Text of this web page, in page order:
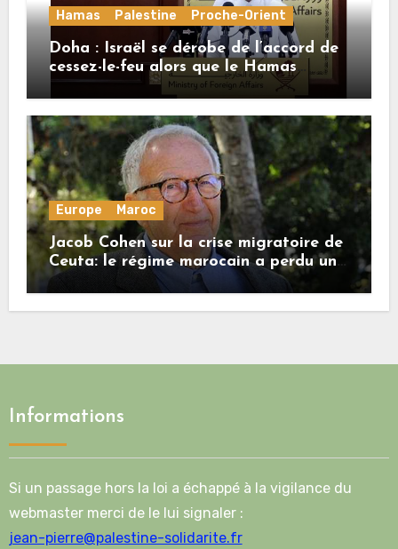
Hamas Palestine Proche-Orient
Doha : Israël se dérobe de l’accord de
cessez-le-feu alors que le Hamas
honore ses engagements
Europe Maroc
Jacob Cohen sur la crise migratoire de
Ceuta: le régime marocain a perdu une
bonne part de sa crédibilité vis-à-vis
Informations
Si un passage hors la loi a échappé à la vigilance du
webmaster merci de le lui signaler :
jean-pierre@palestine-solidarite.fr